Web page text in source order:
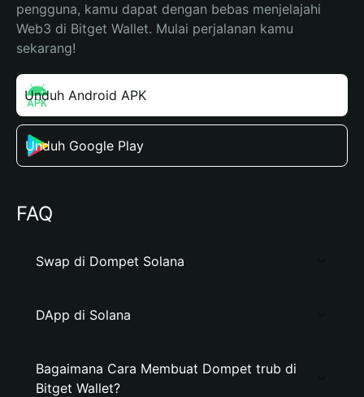
pengguna, kamu dapat dengan bebas menjelajahi
Web3 di Bitget Wallet. Mulai perjalanan kamu
sekarang!
Unduh Android APK
Unduh Google Play
FAQ
Swap di Dompet Solana
DApp di Solana
Bagaimana Cara Membuat Dompet trub di
Bitget Wallet?